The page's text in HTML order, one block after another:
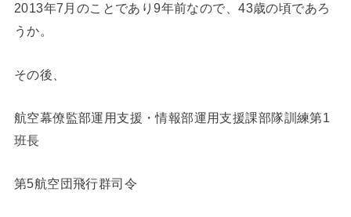
2013年7月のことであり9年前なので、43歳の頃であろ
うか。
その後、
航空幕僚監部運用支援・情報部運用支援課部隊訓練第1
班長
第5航空団飛行群司令